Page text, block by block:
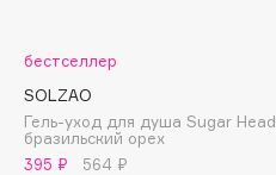
Bvlgari
by TERRY
BY WISHTREND
Byredo
бестселлер
SOLZAO
Гель-уход для душа Sugar Head
бразильский орех
395 ₽
564 ₽